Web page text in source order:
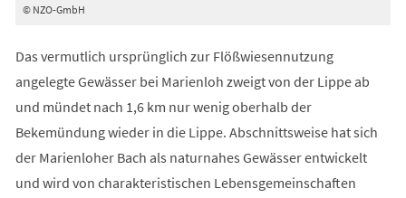
© NZO-GmbH
Das vermutlich ursprünglich zur Flößwiesennutzung
angelegte Gewässer bei Marienloh zweigt von der Lippe ab
und mündet nach 1,6 km nur wenig oberhalb der
Bekemündung wieder in die Lippe. Abschnittsweise hat sich
der Marienloher Bach als naturnahes Gewässer entwickelt
und wird von charakteristischen Lebensgemeinschaften